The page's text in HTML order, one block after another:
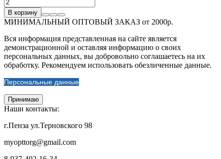
В корзину
МИНИМАЛЬНЫЙ ОПТОВЫЙ ЗАКАЗ от 2000р.
Вся информация представленная на сайте является
демонстрационной и оставляя информацию о своих
персональных данных, вы добровольно соглашаетесь на их
обработку. Рекомендуем использовать обезличенные данные.
Персональные данные
Принимаю
Наши контакты:
г.Пенза ул.Терновского 98
myopttorg@gmail.com